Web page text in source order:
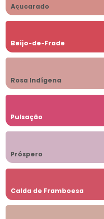
Açucarado
Beijo-de-Frade
Rosa Indígena
Pulsação
Próspero
Calda de Framboesa